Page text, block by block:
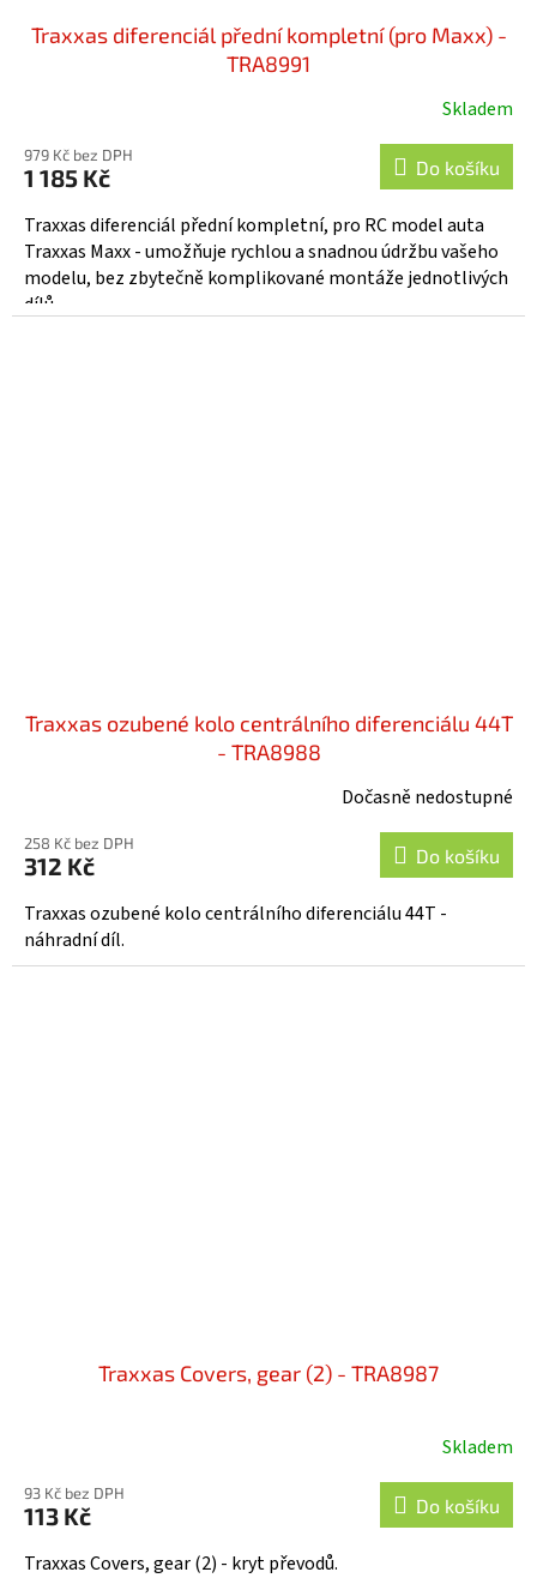
Traxxas diferenciál přední kompletní (pro Maxx) -
TRA8991
Skladem
979 Kč bez DPH
1 185 Kč Do košíku
Traxxas diferenciál přední kompletní, pro RC model auta
Traxxas Maxx - umožňuje rychlou a snadnou údržbu vašeho
modelu, bez zbytečně komplikované montáže jednotlivých
dílů.
Traxxas ozubené kolo centrálního diferenciálu 44T
- TRA8988
Dočasně nedostupné
258 Kč bez DPH
312 Kč Do košíku
Traxxas ozubené kolo centrálního diferenciálu 44T -
náhradní díl.
Traxxas Covers, gear (2) - TRA8987
Skladem
93 Kč bez DPH
113 Kč Do košíku
Traxxas Covers, gear (2) - kryt převodů.